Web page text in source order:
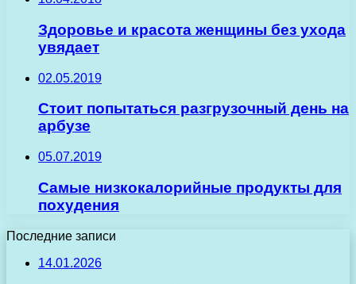
Здоровье и красота женщины без ухода
увядает
02.05.2019
Стоит попытаться разгрузочный день на
арбузе
05.07.2019
Самые низкокалорийные продукты для
похудения
Последние записи
14.01.2026